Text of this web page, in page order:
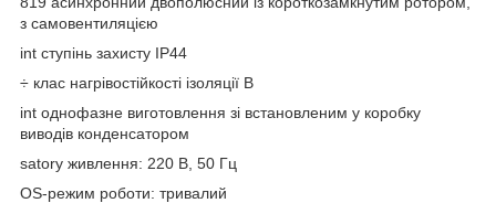
з самовентиляцією
int ступінь захисту IP44
÷ клас нагрівостійкості ізоляції В
int однофазне виготовлення зі встановленим у коробку
виводів конденсатором
satory живлення: 220 В, 50 Гц
OS-режим роботи: тривалий